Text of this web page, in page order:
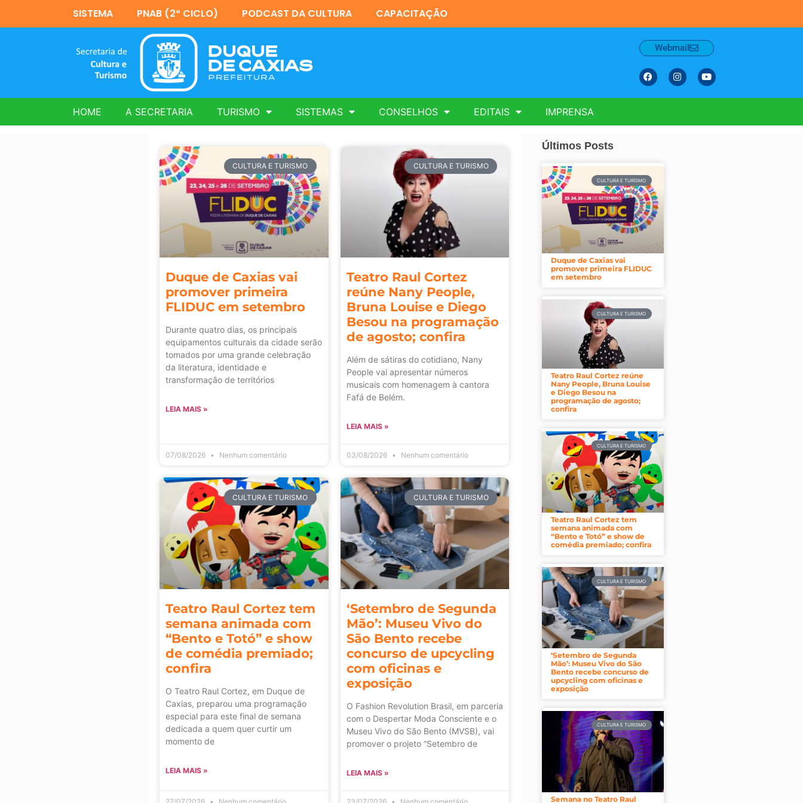
SISTEMA PNAB (2º CICLO) PODCAST DA CULTURA CAPACITAÇÃO
Webmail
HOME A SECRETARIA TURISMO SISTEMAS CONSELHOS EDITAIS IMPRENSA
CULTURA E TURISMO
Duque de Caxias vai
promover primeira
FLIDUC em setembro
Durante quatro dias, os principais
equipamentos culturais da cidade serão
tomados por uma grande celebração
da literatura, identidade e
transformação de territórios
LEIA MAIS »
07/08/2026 Nenhum comentário
CULTURA E TURISMO
Teatro Raul Cortez
reúne Nany People,
Bruna Louise e Diego
Besou na programação
de agosto; confira
Além de sátiras do cotidiano, Nany
People vai apresentar números
musicais com homenagem à cantora
Fafá de Belém.
LEIA MAIS »
03/08/2026 Nenhum comentário
CULTURA E TURISMO
Teatro Raul Cortez tem
semana animada com
“Bento e Totó” e show
de comédia premiado;
confira
O Teatro Raul Cortez, em Duque de
Caxias, preparou uma programação
especial para este final de semana
dedicada a quem quer curtir um
momento de
LEIA MAIS »
CULTURA E TURISMO
‘Setembro de Segunda
Mão’: Museu Vivo do
São Bento recebe
concurso de upcycling
com oficinas e
exposição
O Fashion Revolution Brasil, em parceria
com o Despertar Moda Consciente e o
Museu Vivo do São Bento (MVSB), vai
promover o projeto “Setembro de
LEIA MAIS »
Últimos Posts
CULTURA E TURISMO
Duque de Caxias vai
promover primeira FLIDUC
em setembro
CULTURA E TURISMO
Teatro Raul Cortez reúne
Nany People, Bruna Louise
e Diego Besou na
programação de agosto;
confira
CULTURA E TURISMO
Teatro Raul Cortez tem
semana animada com
“Bento e Totó” e show de
comédia premiado; confira
CULTURA E TURISMO
‘Setembro de Segunda
Mão’: Museu Vivo do São
Bento recebe concurso de
upcycling com oficinas e
exposição
CULTURA E TURISMO
Semana no Teatro Raul